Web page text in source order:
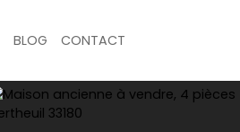
BLOG CONTACT